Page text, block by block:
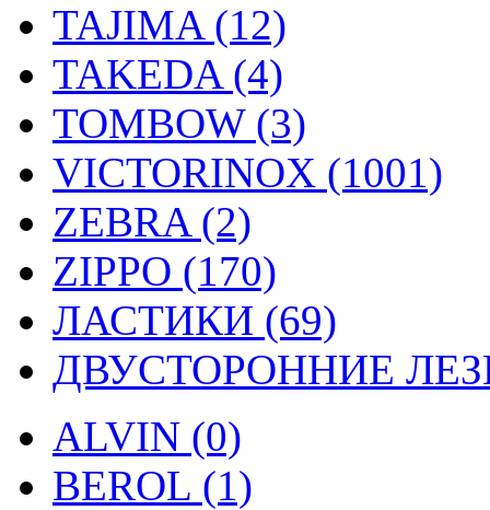
TAJIMA (12)
TAKEDA (4)
TOMBOW (3)
VICTORINOX (1001)
ZEBRA (2)
ZIPPO (170)
ЛАСТИКИ (69)
ДВУСТОРОННИЕ
ALVIN (0)
BEROL (1)